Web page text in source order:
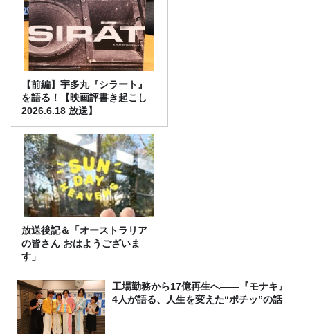
【前編】宇多丸『シラート』
を語る！【映画評書き起こし
2026.6.18 放送】
放送後記＆「オーストラリア
の皆さん おはようございま
す」
工場勤務から17億再生へ——『モナキ』
4人が語る、人生を変えた“ポチッ”の話